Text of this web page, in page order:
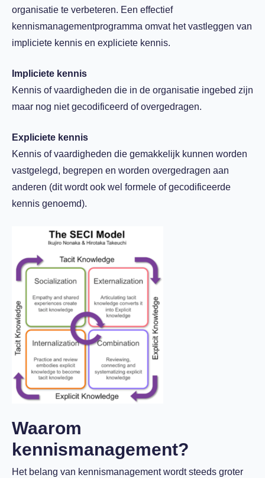
organisatie te verbeteren. Een effectief
kennismanagementprogramma omvat het vastleggen van
impliciete kennis en expliciete kennis.
Impliciete kennis
Kennis of vaardigheden die in de organisatie ingebed zijn
maar nog niet gecodificeerd of overgedragen.
Expliciete kennis
Kennis of vaardigheden die gemakkelijk kunnen worden
vastgelegd, begrepen en worden overgedragen aan
anderen (dit wordt ook wel formele of gecodificeerde
kennis genoemd).
Waarom
kennismanagement?
Het belang van kennismanagement wordt steeds groter